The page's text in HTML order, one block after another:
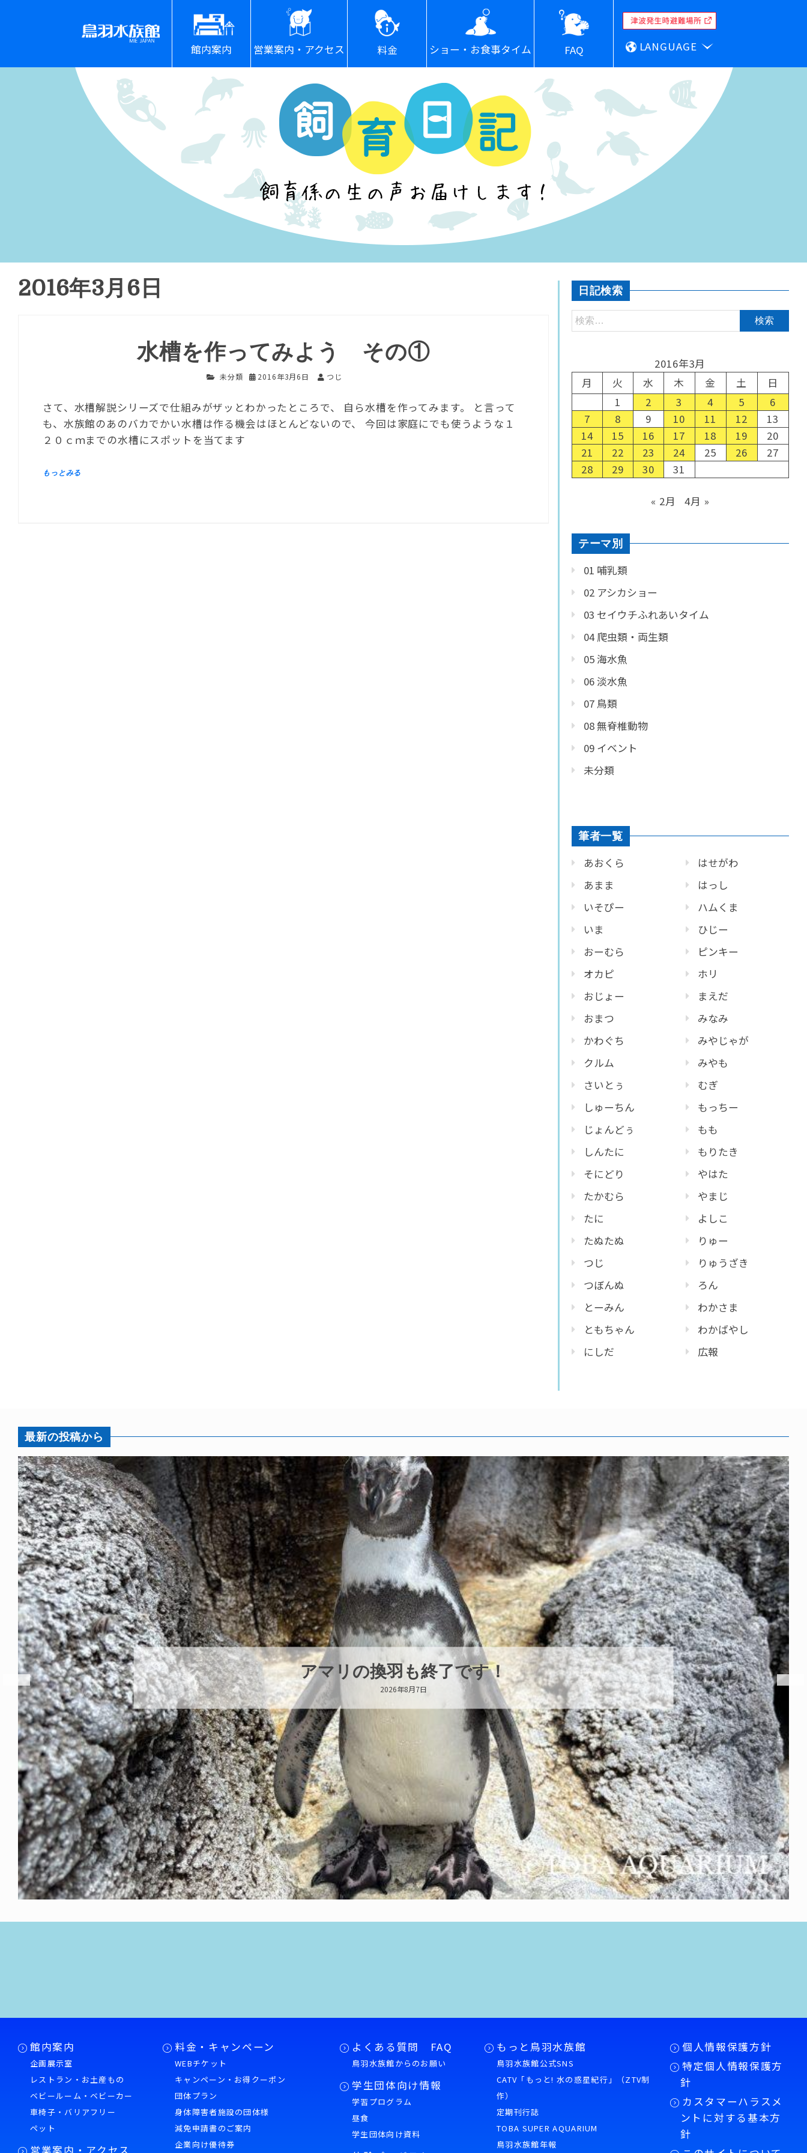
館内案内 営業案内・アクセス 料金 ショー・お食事タイム FAQ LANGUAGE
2016年3月6日
水槽を作ってみよう その①
未分類 2016年3月6日 つじ
さて、水槽解説シリーズで仕組みがザッとわかったところで、 自ら水槽を作ってみます。 と言って
も、水族館のあのバカでかい水槽は作る機会はほとんどないので、 今回は家庭にでも使うような１
２０ｃｍまでの水槽にスポットを当てます
日記検索
2016年3月
月
火 水 木 金 土
日
1
2 3 4 5
6
7
8 9 10 11 12
13
14
15 16 17 18 19
20
21
22 23 24 25 26
27
28
29 30 31
« 2月 4月 »
テーマ別
01 哺乳類
02 アシカショー
03 セイウチふれあいタイム
04 爬虫類・両生類
05 海水魚
06 淡水魚
07 鳥類
08 無脊椎動物
09 イベント
未分類
筆者一覧
あおくら
あまま
いそぴー
いま
おーむら
オカピ
おじょー
おまつ
かわぐち
クルム
さいとぅ
しゅーちん
じょんどぅ
しんたに
そにどり
たかむら
たに
たぬたぬ
つじ
つぼんぬ
とーみん
ともちゃん
にしだ
はせがわ
はっし
ハムくま
ひじー
ピンキー
ホリ
まえだ
みなみ
みやじゃが
みやも
むぎ
もっちー
もも
もりたき
やはた
やまじ
よしこ
りゅー
りゅうざき
ろん
わかさま
わかばやし
広報
最新の投稿から
トビウオ幼魚展示中！
2026年8月6日
館内案内
企画展示室
レストラン・お土産もの
ベビールーム・ベビーカー
車椅子・バリアフリー
ペット
営業案内・アクセス
料金・キャンペーン
WEBチケット
キャンペーン・お得クーポン
団体プラン
身体障害者施設の団体様
減免申請書のご案内
企業向け優待券
よくある質問 FAQ
鳥羽水族館からのお願い
学生団体向け情報
学習プログラム
昼食
学生団体向け資料
もっと鳥羽水族館
鳥羽水族館公式SNS
CATV「もっと! 水の惑星紀行」（ZTV制
作）
定期刊行誌
TOBA SUPER AQUARIUM
鳥羽水族館年報
個人情報保護方針
特定個人情報保護方
針
カスタマーハラスメ
ントに対する基本方
針